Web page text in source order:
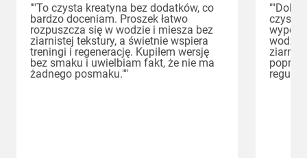
""To czysta kreatyna bez dodatków, co
bardzo doceniam. Proszek łatwo
rozpuszcza się w wodzie i miesza bez
ziarnistej tekstury, a świetnie wspiera
treningi i regenerację. Kupiłem wersję
bez smaku i uwielbiam fakt, że nie ma
żadnego posmaku.""
czysty,
wodzie